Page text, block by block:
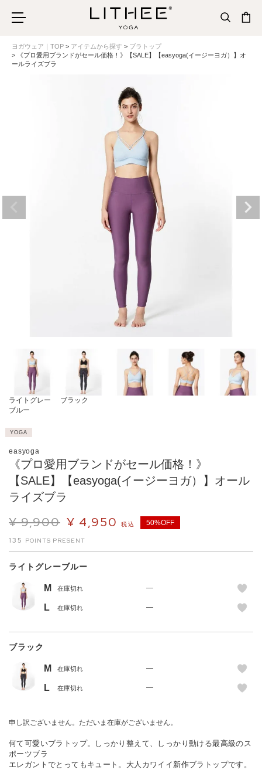
ヨガウェア｜TOP アイテムから探す
ブラトップ
《プロ愛用ブランドがセール価格！》【SALE】【easyoga(イージーヨガ）】オ
ールライズブラ
ライトグレー
ブルー
ブラック
YOGA
easyoga
《プロ愛用ブランドがセール価格！》
【SALE】【easyoga(イージーヨガ）】オール
ライズブラ
¥ 9,900 ¥ 4,950 税込 50%OFF
135
ライトグレーブルー
M 在庫切れ —
L 在庫切れ —
ブラック
M 在庫切れ —
L 在庫切れ —
申し訳ございません。ただいま在庫がございません。
何て可愛いブラトップ。しっかり整えて、しっかり動ける最高級のス
ポーツブラ
エレガントでとってもキュート。大人カワイイ新作ブラトップです。